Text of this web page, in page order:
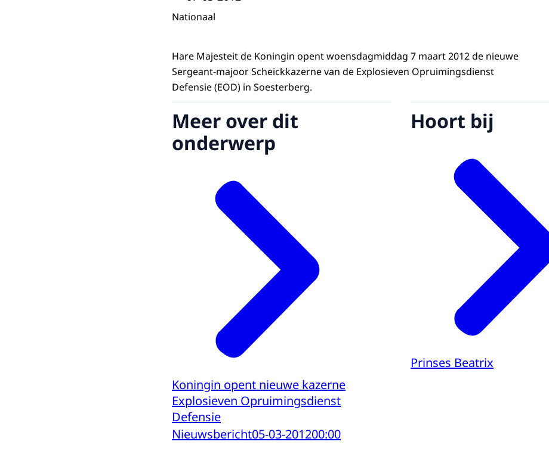
Nationaal
Hare Majesteit de Koningin opent woensdagmiddag 7 maart 2012 de nieuwe
Sergeant-majoor Scheickkazerne van de Explosieven Opruimingsdienst
Defensie (EOD) in Soesterberg.
Meer over dit
onderwerp
Koningin opent nieuwe kazerne
Explosieven Opruimingsdienst
Defensie
Nieuwsbericht05-03-201200:00
Hoort bij
Prinses Beatrix